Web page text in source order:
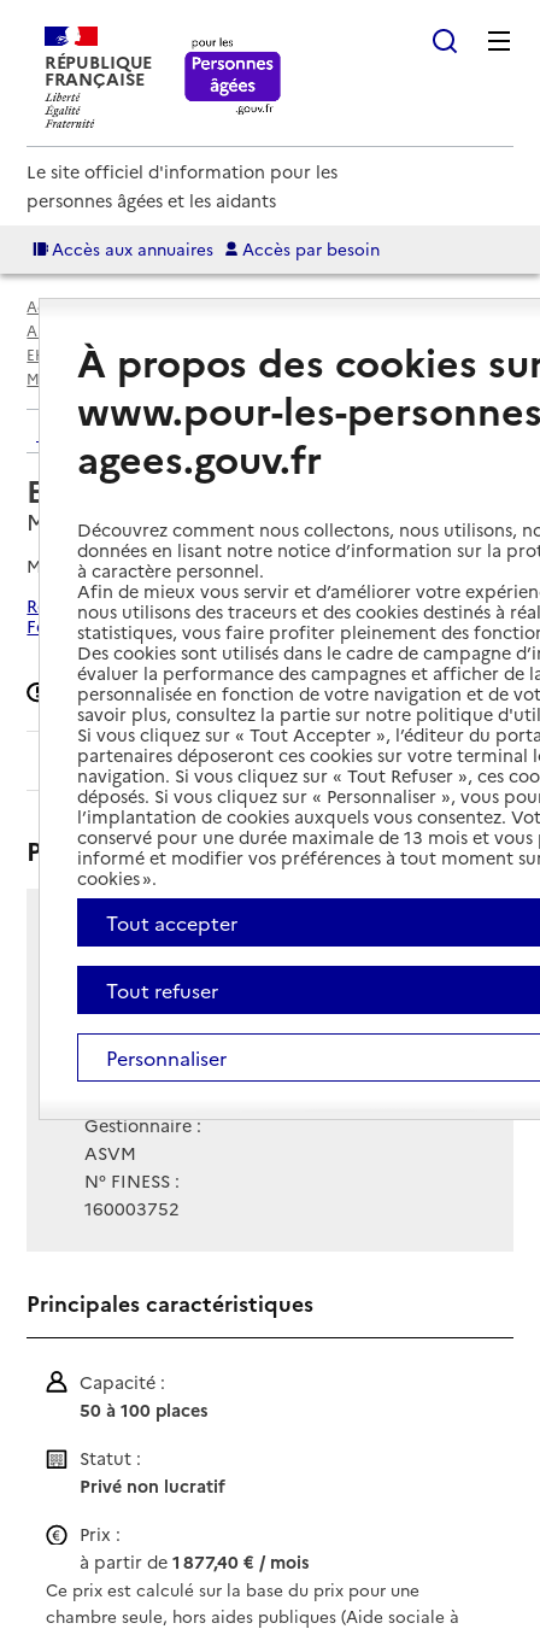
RÉPUBLIQUE
FRANÇAISE
Le site officiel d'information pour les
personnes âgées et les aidants
Accès aux annuaires Accès par besoin
Accueil
Espace annuaire
Annuaire EHPAD et maisons de retraite
EHPAD par département
Charente (16)
Mansle-les-Fontaines
EHPAD Bergeron Grenier
Retour aux résultats de l'annuaire
EHPAD Bergeron Grenier
Mansle-les-Fontaines, CHARENTE
Mis à jour le08/09/2024
Rechercher les établissements autour de Mansle-les-
Fontaines
Signaler une erreur
Sommaire
Présentation
11 rue Georges Thalamy
Voir itinéraire
Téléphone :
05 45 22 21 62
Contact
Contact
Gestionnaire :
ASVM
N° FINESS :
160003752
Principales caractéristiques
Capacité :
50 à 100 places
Statut :
Privé non lucratif
Prix :
à partir de1 877,40 € / mois
Ce prix est calculé sur la base du prix pour une
chambre seule, hors aides publiques (Aide sociale à
À propos des cookies
www.pour-les-
agees.gouv.fr
Découvrez comment nous collectons, nous utilisons,
données en lisant notre notice d’information sur la
à caractère personnel.
Afin de mieux vous servir et d’améliorer votre
nous utilisons des traceurs et des cookies destinés à
statistiques, vous faire profiter pleinement des
Des cookies sont utilisés dans le cadre de campagne
évaluer la performance des campagnes et afficher de
personnalisée en fonction de votre navigation et de
savoir plus, consultez la partie sur notre politique
Si vous cliquez sur « Tout Accepter », l’éditeur du
partenaires déposeront ces cookies sur votre terminal
navigation. Si vous cliquez sur « Tout Refuser », ces
déposés. Si vous cliquez sur « Personnaliser », vous
l’implantation de cookies auxquels vous consentez.
conservé pour une durée maximale de 13 mois et
informé et modifier vos préférences à tout moment
cookies ».
Tout accepter
Tout refuser
Personnaliser